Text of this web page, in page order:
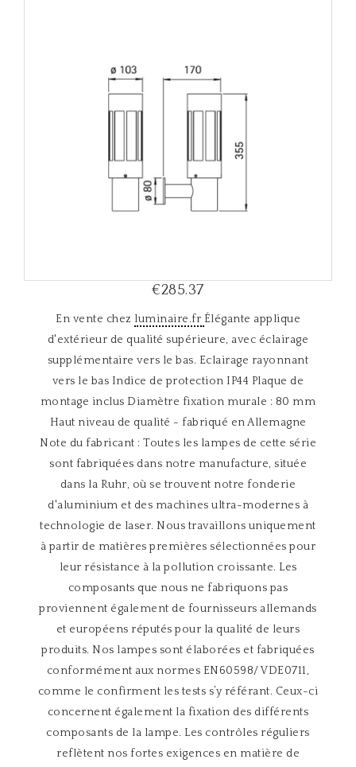
o
€285.37
En vente chez luminaire.fr Élégante applique
d'extérieur de qualité supérieure, avec éclairage
supplémentaire vers le bas. Eclairage rayonnant
vers le bas Indice de protection IP44 Plaque de
montage inclus Diamètre fixation murale : 80 mm
Haut niveau de qualité - fabriqué en Allemagne
Note du fabricant : Toutes les lampes de cette série
sont fabriquées dans notre manufacture, située
dans la Ruhr, où se trouvent notre fonderie
d'aluminium et des machines ultra-modernes à
technologie de laser. Nous travaillons uniquement
à partir de matières premières sélectionnées pour
leur résistance à la pollution croissante. Les
composants que nous ne fabriquons pas
proviennent également de fournisseurs allemands
et européens réputés pour la qualité de leurs
produits. Nos lampes sont élaborées et fabriquées
conformément aux normes EN60598/ VDE0711,
comme le confirment les tests s’y référant. Ceux-ci
concernent également la fixation des différents
composants de la lampe. Les contrôles réguliers
reflètent nos fortes exigences en matière de